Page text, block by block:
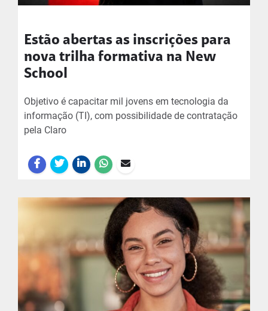
Estão abertas as inscrições para
nova trilha formativa na New
School
Objetivo é capacitar mil jovens em tecnologia da
informação (TI), com possibilidade de contratação
pela Claro